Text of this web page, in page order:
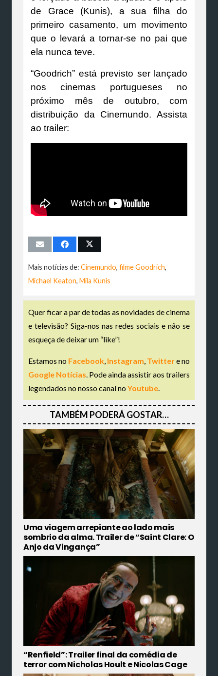
de Grace (Kunis), a sua filha do
primeiro casamento, um movimento
que o levará a tornar-se no pai que
ela nunca teve.
“Goodrich” está previsto ser lançado
nos cinemas portugueses no
próximo mês de outubro, com
distribuição da Cinemundo. Assista
ao trailer:
Mais notícias de: Cinemundo, filme Goodrich,
Michael Keaton, Mila Kunis
Quer ficar a par de todas as novidades de cinema
e televisão? Siga-nos nas redes sociais e não se
esqueça de deixar um “like”!
Estamos no Facebook, Instagram, Twittere no
Google Notícias. Pode ainda assistir aos trailers
legendados no nosso canal noYoutube.
TAMBÉM PODERÁ GOSTAR…
Uma viagem arrepiante ao lado mais
sombrio da alma. Trailer de “Saint Clare: O
Anjo da Vingança”
“Renfield”: Trailer final da comédia de
terror com Nicholas Hoult e Nicolas Cage